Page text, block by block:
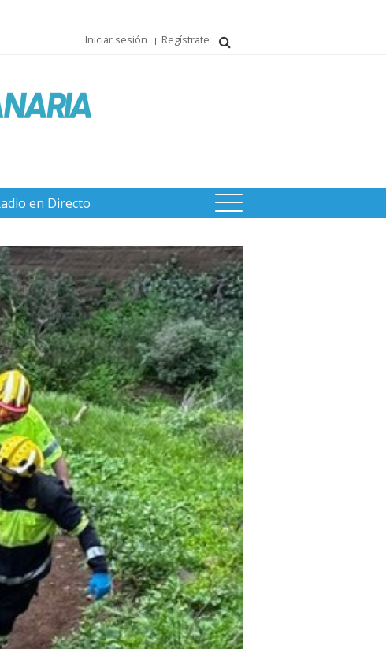
Iniciar sesión Regístrate
en Directo